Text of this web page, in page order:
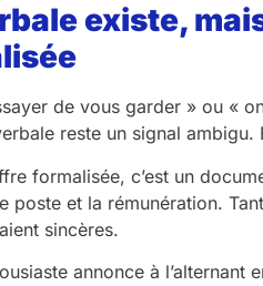
existe,
de vous garder » ou «
reste un signal
formalisée, c’est un
poste et la rémunération.
sincères.
annonce à